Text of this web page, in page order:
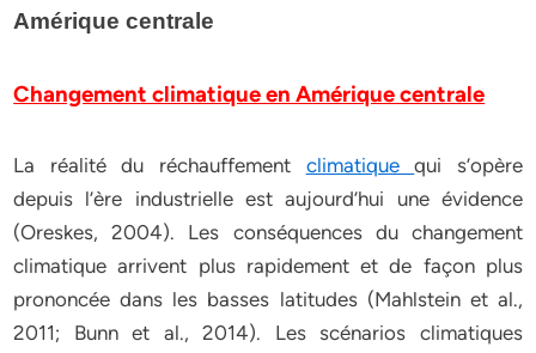
Amérique centrale
Changement climatique en Amérique centrale
La réalité du réchauffement climatiquequi s’opère
depuis l’ère industrielle est aujourd’hui une évidence
(Oreskes, 2004). Les conséquences du changement
climatique arrivent plus rapidement et de façon plus
prononcée dans les basses latitudes (Mahlstein et al.,
2011; Bunn et al., 2014). Les scénarios climatiques